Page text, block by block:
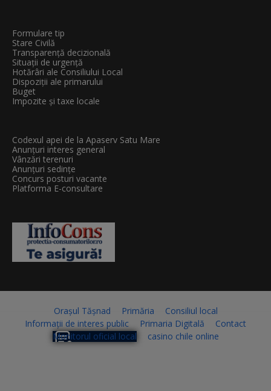
Formulare tip
Stare Civilă
Transparenţă decizională
Situații de urgență
Hotărâri ale Consiliului Local
Dispoziții ale primarului
Buget
Impozite și taxe locale
Codexul apei de la Apaserv Satu Mare
Anunțuri interes general
Vânzări terenuri
Anunțuri sedințe
Concurs posturi vacante
Platforma E-consultare
Orașul Tășnad Primăria
Consiliul local
Informații de interes public
Primaria Digitală
Contact
Monitorul oficial local
casino chile online